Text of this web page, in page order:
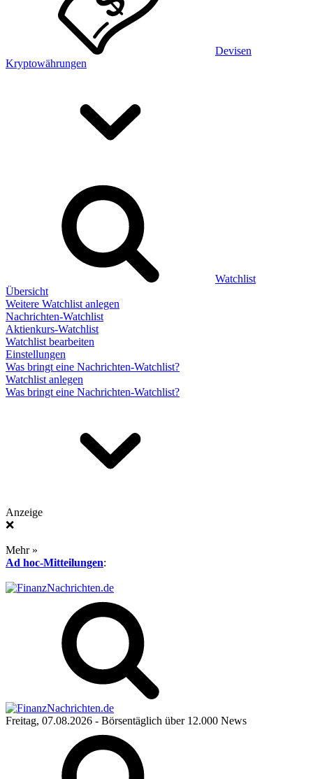
Devisen
Kryptowährungen
Watchlist
Übersicht
Weitere Watchlist anlegen
Nachrichten-Watchlist
Aktienkurs-Watchlist
Watchlist bearbeiten
Einstellungen
Was bringt eine Nachrichten-Watchlist?
Watchlist anlegen
Was bringt eine Nachrichten-Watchlist?
Anzeige
❌
Mehr »
Ad hoc-Mitteilungen:
Freitag, 07.08.2026 - Börsentäglich über 12.000 News